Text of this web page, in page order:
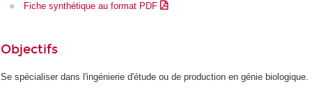
Fiche synthétique au format PDF
Objectifs
Se spécialiser dans l'ingénierie d'étude ou de production en génie biologique.